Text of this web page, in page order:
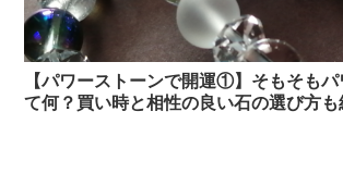
【パワーストーンで開運①】そもそも
て何？買い時と相性の良い石の選び方も